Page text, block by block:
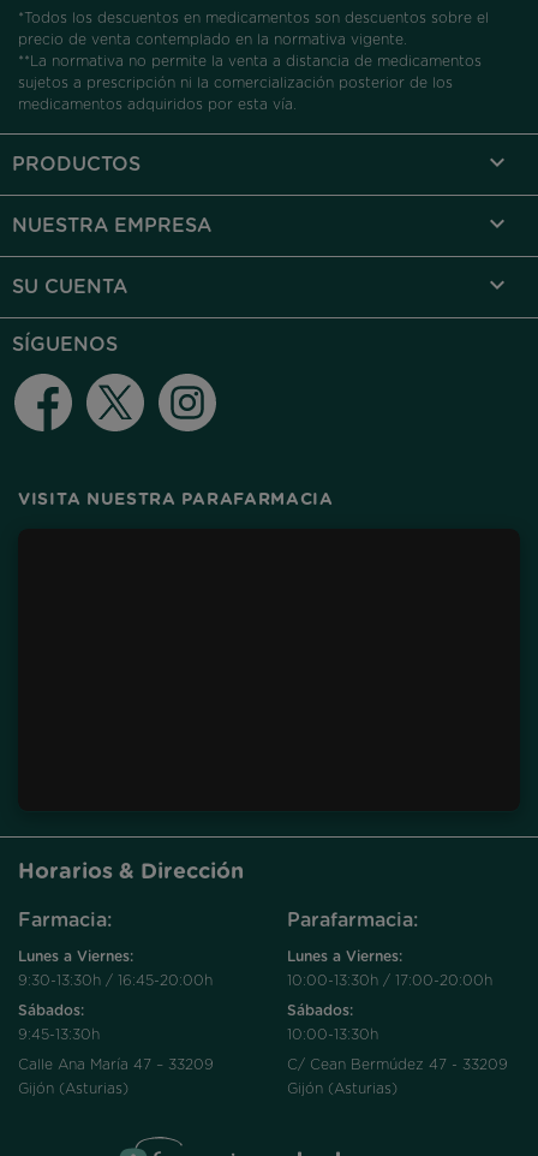
*Todos los descuentos en medicamentos son descuentos sobre el
precio de venta contemplado en la normativa vigente.
**La normativa no permite la venta a distancia de medicamentos
sujetos a prescripción ni la comercialización posterior de los
medicamentos adquiridos por esta vía.
PRODUCTOS 
NUESTRA EMPRESA 
SU CUENTA 
SÍGUENOS
Facebook Twitter
VISITA NUESTRA PARAFARMACIA
Horarios & Dirección
Farmacia:
Lunes a Viernes:
9:30-13:30h / 16:45-20:00h
Sábados:
9:45-13:30h
Calle Ana María 47 – 33209
Gijón (Asturias)
Parafarmacia:
Lunes a Viernes:
10:00-13:30h / 17:00-20:00h
Sábados:
10:00-13:30h
C/ Cean Bermúdez 47 - 33209
Gijón (Asturias)